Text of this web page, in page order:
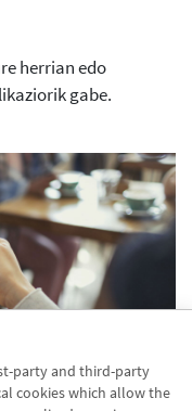
party and third-party
cookies which allow the
herrian edo
gabe.